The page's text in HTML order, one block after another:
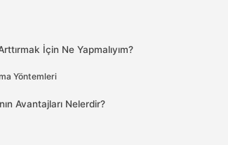
İçin Ne Yapmalıyım?
Yöntemleri
Avantajları Nelerdir?